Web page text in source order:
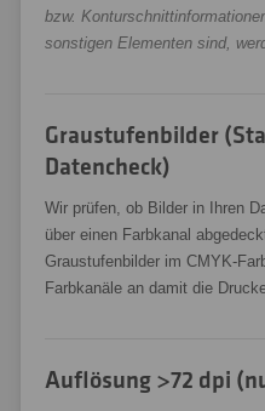
bzw.
sonstigen Elementen sind,
Graustufenbilder
Datencheck)
Wir prüfen, ob Bilder in Ihren
über einen Farbkanal
Graustufenbilder im CMYK-
Farbkanäle an damit die
Auflösung >72 dpi